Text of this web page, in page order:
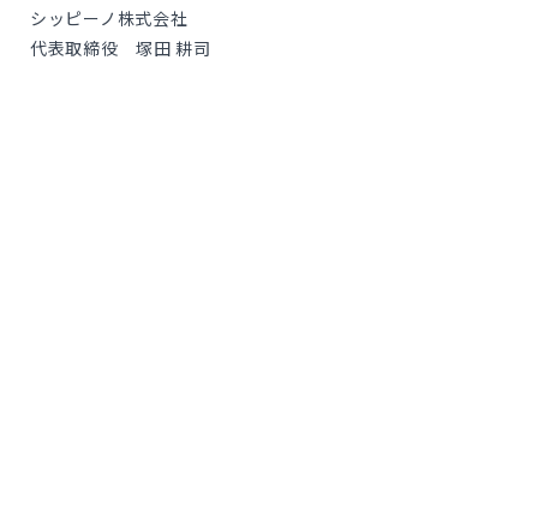
シッピーノ株式会社
代表取締役 塚田 耕司